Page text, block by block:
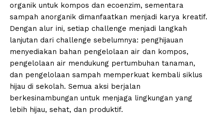
organik untuk kompos dan ecoenzim, sementara
sampah anorganik dimanfaatkan menjadi karya kreatif.
Dengan alur ini, setiap challenge menjadi langkah
lanjutan dari challenge sebelumnya: penghijauan
menyediakan bahan pengelolaan air dan kompos,
pengelolaan air mendukung pertumbuhan tanaman,
dan pengelolaan sampah memperkuat kembali siklus
hijau di sekolah. Semua aksi berjalan
berkesinambungan untuk menjaga lingkungan yang
lebih hijau, sehat, dan produktif.